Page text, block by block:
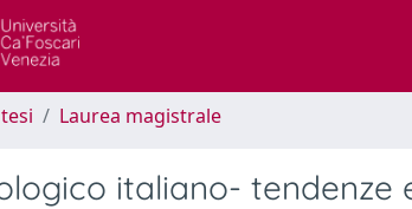
Laurea magistrale
italiano- tendenze